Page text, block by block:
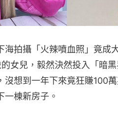
海拍攝「火辣噴血照」竟成
女兒，毅然決然投入「暗
沒想到一年下來竟狂賺100
一棟新房子。